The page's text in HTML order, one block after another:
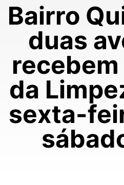
Bairro
duas
da
sexta-